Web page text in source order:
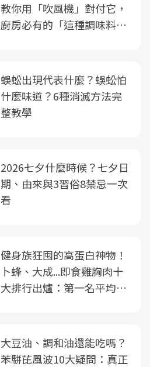
教你用「吹風機」對付它，
廚房必有的「這種調味料」
蜈蚣出現代表什麼？蜈蚣怕
什麼味道？6種消滅方法完
整教學
2026七夕什麼時候？七夕日
期、由來與3習俗8禁忌一次
看
健身族狂囤的高蛋白神物！
卜蜂、大成...即食雞胸肉十
大排行出爐：第一名平均一
大豆油、調和油還能吃嗎？
苯駢芘風波10大疑問：真正